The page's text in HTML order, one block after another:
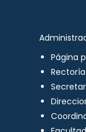
Página
Rectoría